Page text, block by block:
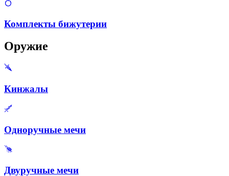
Комплекты бижутерии
Оружие
Кинжалы
Одноручные мечи
Двуручные мечи